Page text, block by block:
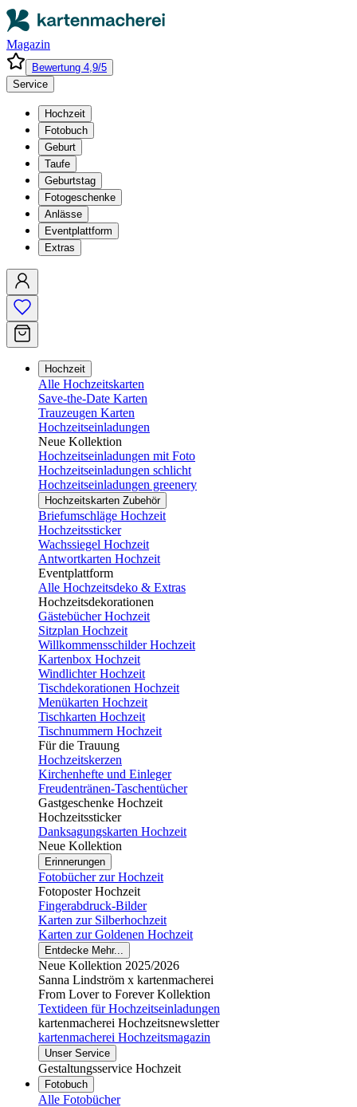
Magazin
Bewertung 4,9/5
Service
Hochzeit
Fotobuch
Geburt
Taufe
Geburtstag
Fotogeschenke
Anlässe
Eventplattform
Extras
Hochzeit
Alle Hochzeitskarten
Save-the-Date Karten
Trauzeugen Karten
Hochzeitseinladungen
Neue Kollektion
Hochzeitseinladungen mit Foto
Hochzeitseinladungen schlicht
Hochzeitseinladungen greenery
Hochzeitskarten Zubehör
Briefumschläge Hochzeit
Hochzeitssticker
Wachssiegel Hochzeit
Antwortkarten Hochzeit
Eventplattform
Alle Hochzeitsdeko & Extras
Hochzeitsdekorationen
Gästebücher Hochzeit
Sitzplan Hochzeit
Willkommensschilder Hochzeit
Kartenbox Hochzeit
Windlichter Hochzeit
Tischdekorationen Hochzeit
Menükarten Hochzeit
Tischkarten Hochzeit
Tischnummern Hochzeit
Für die Trauung
Hochzeitskerzen
Kirchenhefte und Einleger
Freudentränen-Taschentücher
Gastgeschenke Hochzeit
Hochzeitssticker
Danksagungskarten Hochzeit
Neue Kollektion
Erinnerungen
Fotobücher zur Hochzeit
Fotoposter Hochzeit
Fingerabdruck-Bilder
Karten zur Silberhochzeit
Karten zur Goldenen Hochzeit
Entdecke Mehr...
Neue Kollektion 2025/2026
Sanna Lindström x kartenmacherei
From Lover to Forever Kollektion
Textideen für Hochzeitseinladungen
kartenmacherei Hochzeitsnewsletter
kartenmacherei Hochzeitsmagazin
Unser Service
Gestaltungsservice Hochzeit
Fotobuch
Alle Fotobücher